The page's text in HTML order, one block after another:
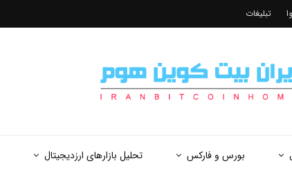
بورس و فارکس تحلیل بازارهای ارزدیجیتال
تبلیغات